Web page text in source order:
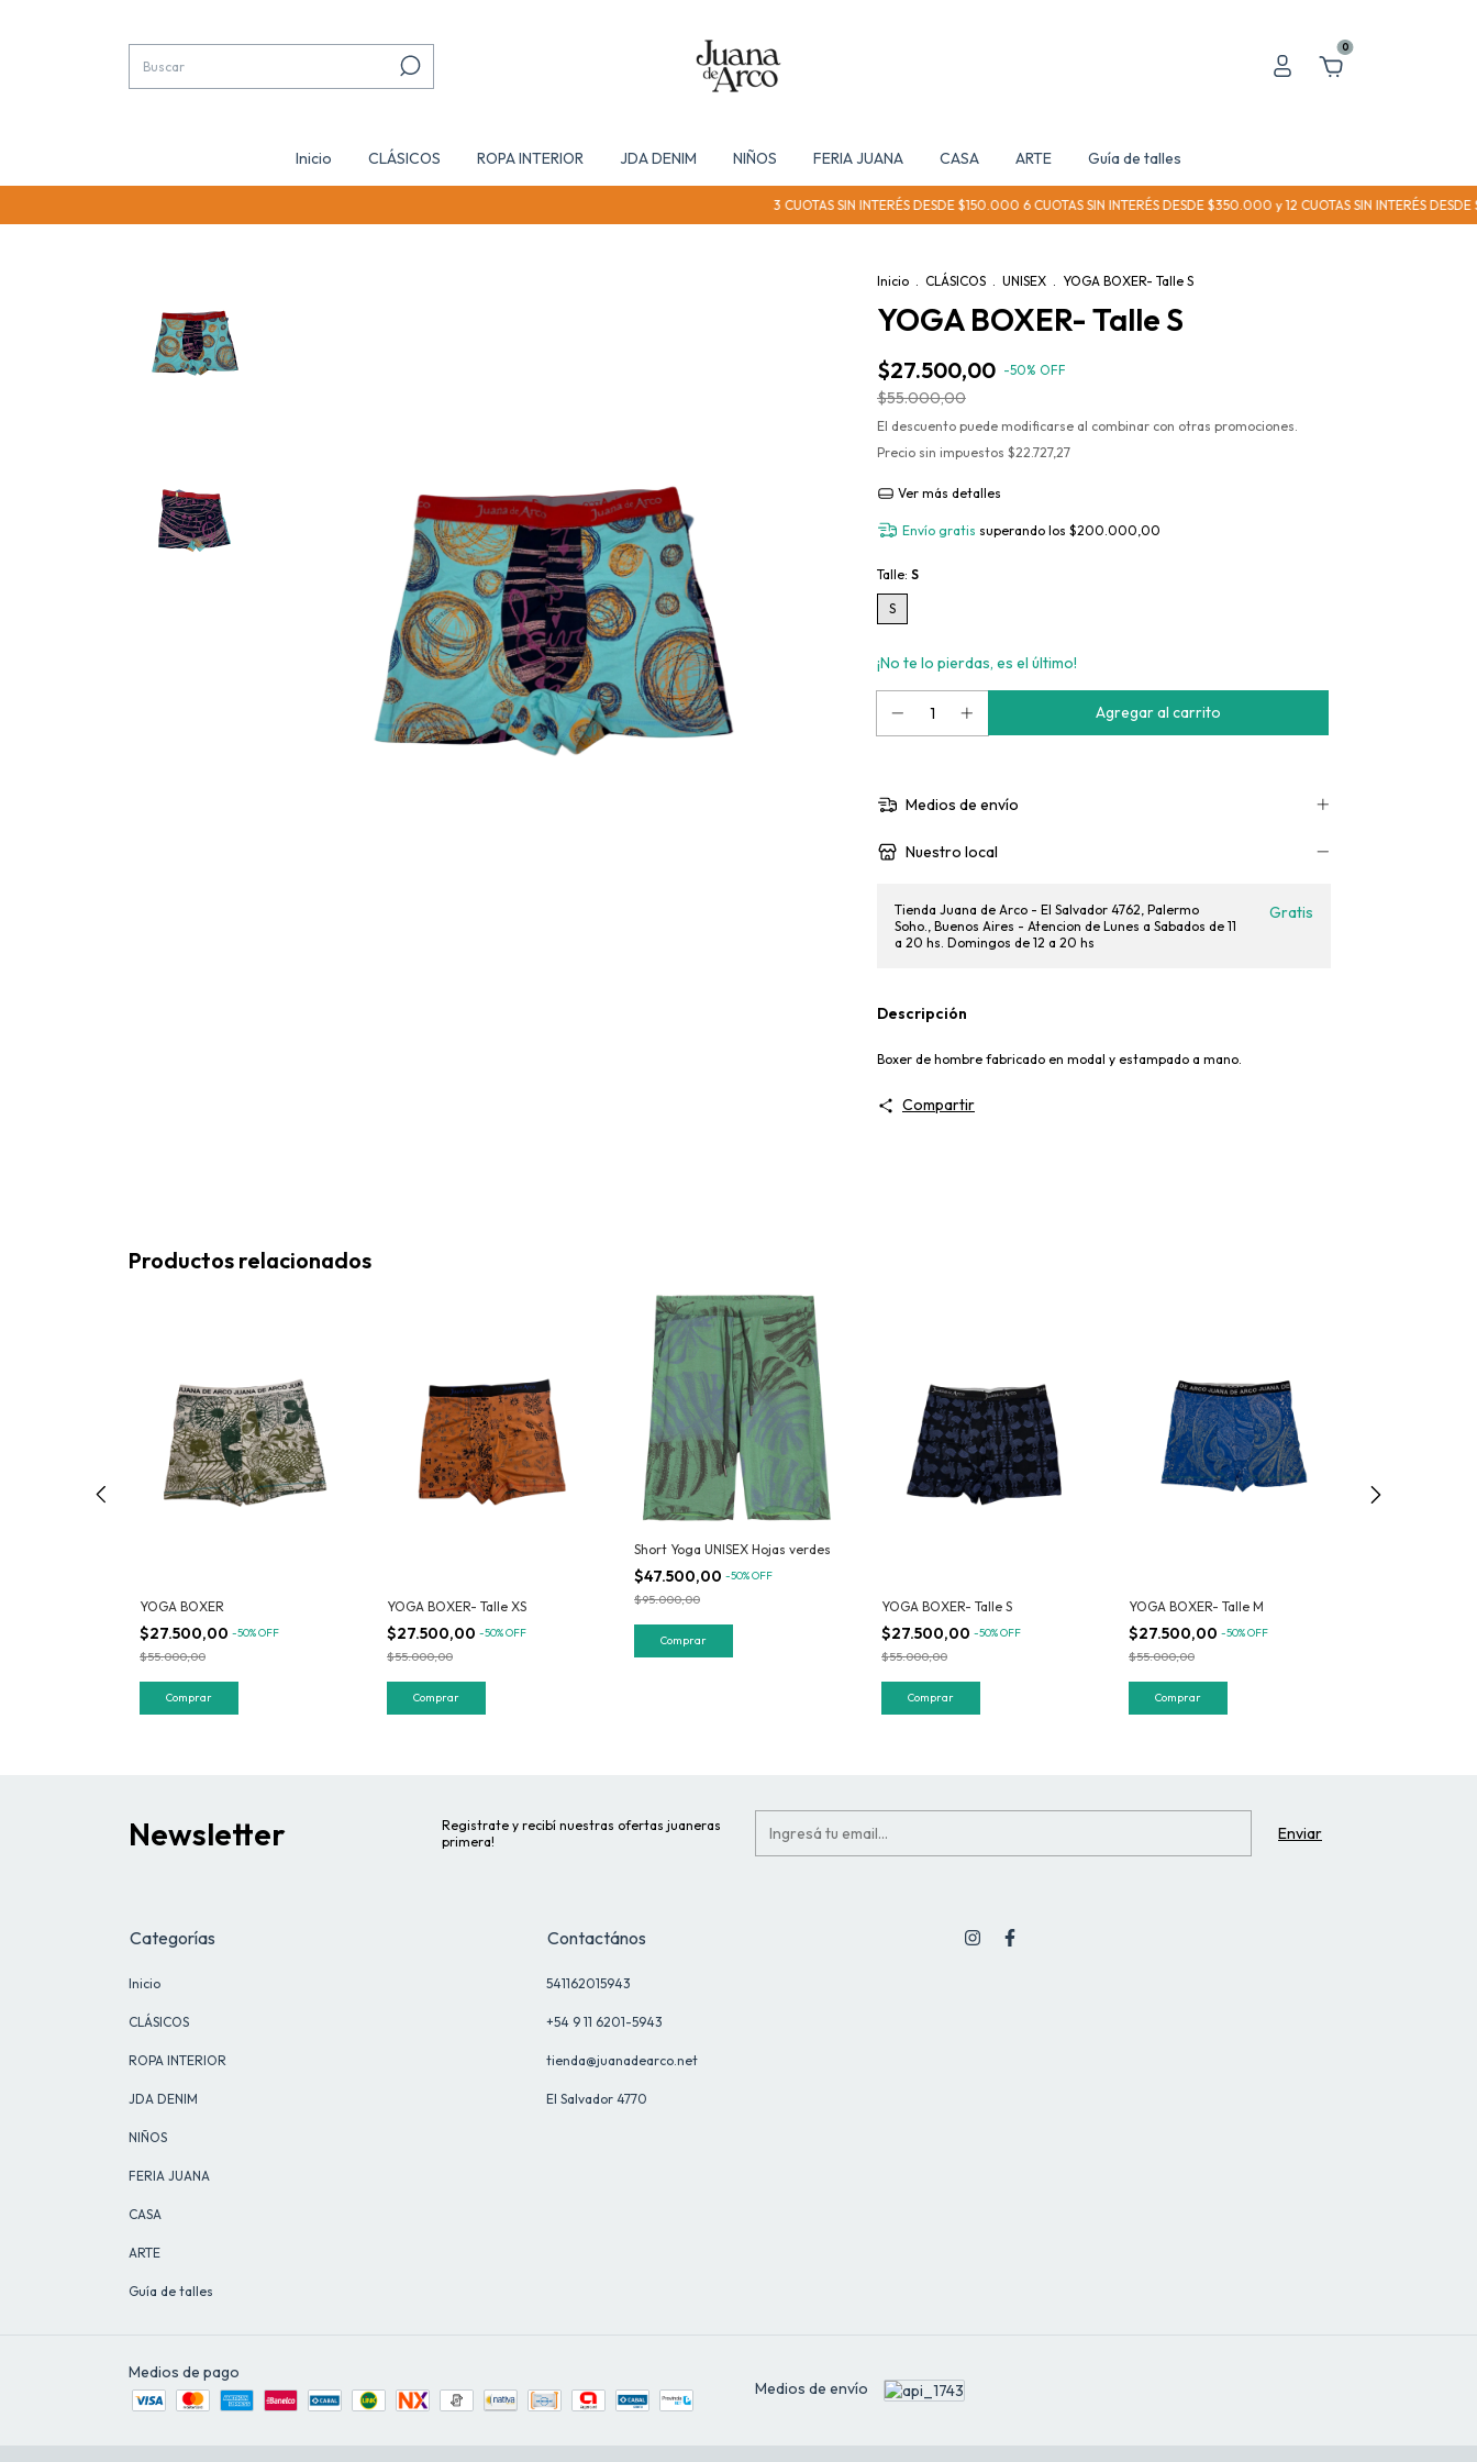
0
Inicio CLÁSICOS ROPA INTERIOR JDA DENIM NIÑOS FERIA JUANA CASA ARTE Guía de talles
3 CUOTAS SIN INTERÉS DESDE $150.000 6 CUOTAS SIN INTERÉS DESDE $350.000 y 12 CUOTAS SIN INTERÉS DESDE
Inicio . CLÁSICOS . UNISEX . YOGA BOXER- Talle S
YOGA BOXER- Talle S
$27.500,00 -50% OFF
$55.000,00
El descuento puede modificarse al combinar con otras promociones.
Precio sin impuestos $22.727,27
Ver más detalles
Envío gratis superando los $200.000,00
Talle: S
S
¡No te lo pierdas, es el último!
Medios de envío
Nuestro local
Tienda Juana de Arco - El Salvador 4762, Palermo
Soho., Buenos Aires - Atencion de Lunes a Sabados de 11
a 20 hs. Domingos de 12 a 20 hs
Gratis
Descripción
Boxer de hombre fabricado en modal y estampado a mano.
Compartir
Productos relacionados
YOGA BOXER
$27.500,00 -50%OFF
$55.000,00
Comprar
YOGA BOXER- Talle XS
$27.500,00 -50%OFF
$55.000,00
Comprar
Short Yoga UNISEX Hojas verdes
$47.500,00 -50%OFF
$95.000,00
Comprar
YOGA BOXER- Talle S
$27.500,00 -50%OFF
$55.000,00
Comprar
YOGA BOXER- Talle M
$27.500,00 -50%OFF
$55.000,00
Comprar
Newsletter
Registrate y recibí nuestras ofertas juaneras
primera!
Categorías
Inicio
CLÁSICOS
ROPA INTERIOR
JDA DENIM
NIÑOS
FERIA JUANA
CASA
ARTE
Guía de talles
Contactános
541162015943
+54 9 11 6201-5943
tienda@juanadearco.net
El Salvador 4770
Medios de pago
Medios de envío